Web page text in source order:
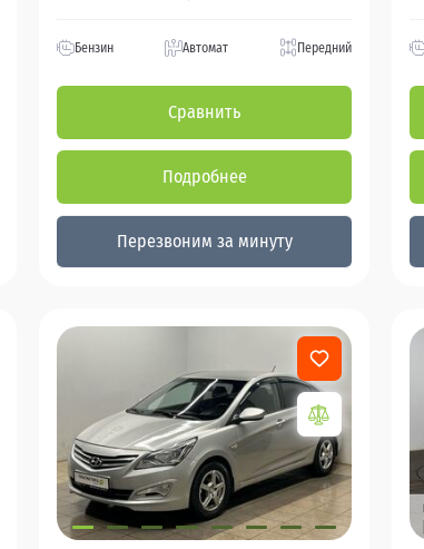
Бензин Автомат Передний
Сравнить
Подробнее
Перезвоним за минуту